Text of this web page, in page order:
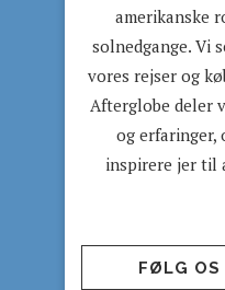
amerikanske
solnedgange. Vi
vores rejser og
Afterglobe deler
og erfaringer,
inspirere jer til
FØLG OS